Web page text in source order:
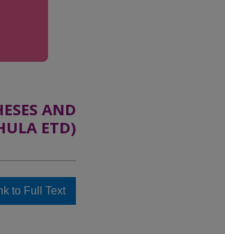
AND
ETD)
to Full Text